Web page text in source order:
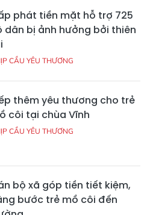
phát tiền mặt hỗ trợ 725
dân bị ảnh hưởng bởi thiên
CẦU YÊU THƯƠNG
thêm yêu thương cho trẻ
côi tại chùa Vĩnh
CẦU YÊU THƯƠNG
bộ xã góp tiền tiết kiệm,
bước trẻ mồ côi đến